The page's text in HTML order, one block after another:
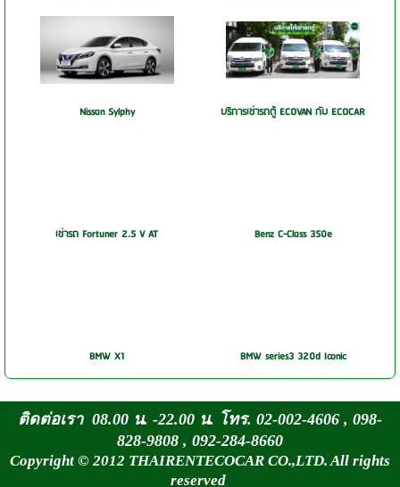
Nissan Sylphy บริการเช่ารถตู้ ECOVAN กับ ECOCAR
เช่ารถ Fortuner 2.5 V AT Benz C-Class 350e
BMW X1 BMW series3 320d Iconic
ติดต่อเรา 08.00 น. -22.00 น. โทร. 02-002-4606 , 098-
828-9808 , 092-284-8660
Copyright © 2012 THAIRENTECOCAR CO.,LTD. All rights
reserved